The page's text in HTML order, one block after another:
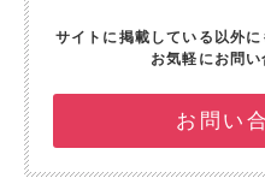
サイトに掲載している以外
お気軽にお問い
お問い